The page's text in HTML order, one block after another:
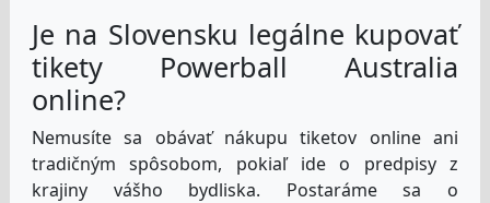
Je na Slovensku legálne kupovať
tikety Powerball Australia
online?
Nemusíte sa obávať nákupu tiketov online ani
tradičným spôsobom, pokiaľ ide o predpisy z
krajiny vášho bydliska. Postaráme sa o